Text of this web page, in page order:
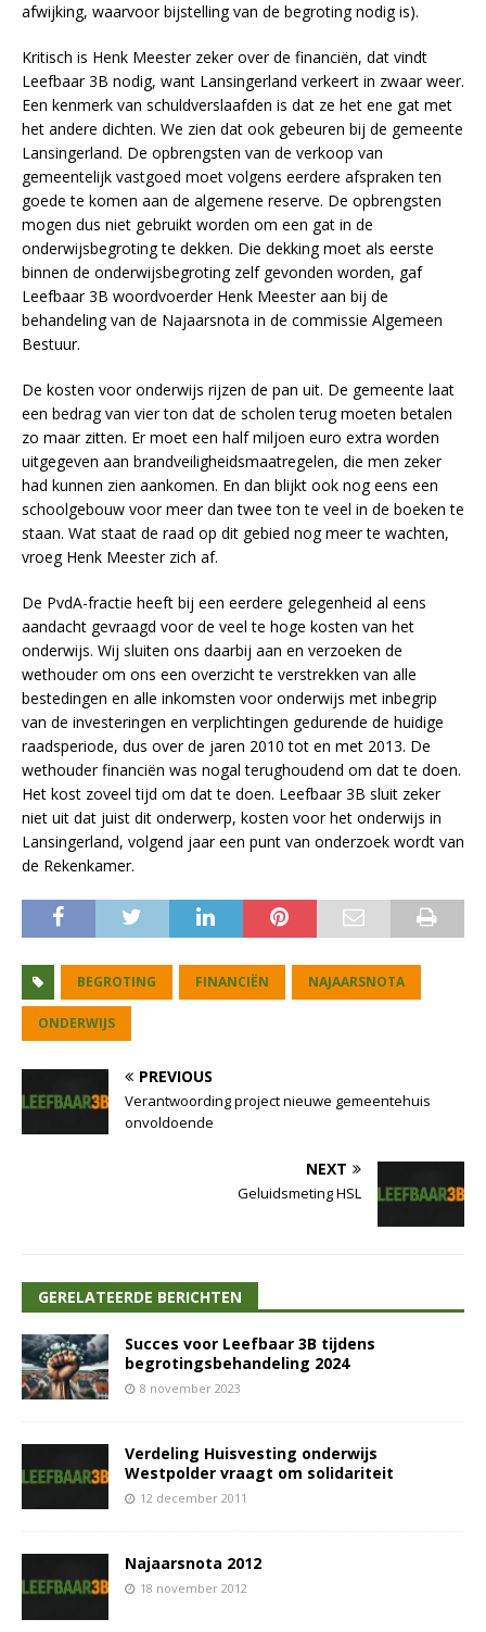
afwijking, waarvoor bijstelling van de begroting nodig is).
Kritisch is Henk Meester zeker over de financiën, dat vindt
Leefbaar 3B nodig, want Lansingerland verkeert in zwaar weer.
Een kenmerk van schuldverslaafden is dat ze het ene gat met
het andere dichten. We zien dat ook gebeuren bij de gemeente
Lansingerland. De opbrengsten van de verkoop van
gemeentelijk vastgoed moet volgens eerdere afspraken ten
goede te komen aan de algemene reserve. De opbrengsten
mogen dus niet gebruikt worden om een gat in de
onderwijsbegroting te dekken. Die dekking moet als eerste
binnen de onderwijsbegroting zelf gevonden worden, gaf
Leefbaar 3B woordvoerder Henk Meester aan bij de
behandeling van de Najaarsnota in de commissie Algemeen
Bestuur.
De kosten voor onderwijs rijzen de pan uit. De gemeente laat
een bedrag van vier ton dat de scholen terug moeten betalen
zo maar zitten. Er moet een half miljoen euro extra worden
uitgegeven aan brandveiligheidsmaatregelen, die men zeker
had kunnen zien aankomen. En dan blijkt ook nog eens een
schoolgebouw voor meer dan twee ton te veel in de boeken te
staan. Wat staat de raad op dit gebied nog meer te wachten,
vroeg Henk Meester zich af.
De PvdA-fractie heeft bij een eerdere gelegenheid al eens
aandacht gevraagd voor de veel te hoge kosten van het
onderwijs. Wij sluiten ons daarbij aan en verzoeken de
wethouder om ons een overzicht te verstrekken van alle
bestedingen en alle inkomsten voor onderwijs met inbegrip
van de investeringen en verplichtingen gedurende de huidige
raadsperiode, dus over de jaren 2010 tot en met 2013. De
wethouder financiën was nogal terughoudend om dat te doen.
Het kost zoveel tijd om dat te doen. Leefbaar 3B sluit zeker
niet uit dat juist dit onderwerp, kosten voor het onderwijs in
Lansingerland, volgend jaar een punt van onderzoek wordt van
de Rekenkamer.
BEGROTING FINANCIËN NAJAARSNOTA
ONDERWIJS
PREVIOUS
Verantwoording project nieuwe gemeentehuis
onvoldoende
NEXT
Geluidsmeting HSL
GERELATEERDE BERICHTEN
Succes voor Leefbaar 3B tijdens
begrotingsbehandeling 2024
8 november 2023
Verdeling Huisvesting onderwijs
Westpolder vraagt om solidariteit
12 december 2011
Najaarsnota 2012
18 november 2012